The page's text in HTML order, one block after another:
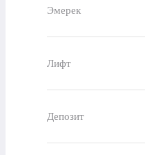
Эмерек
Лифт
Депозит